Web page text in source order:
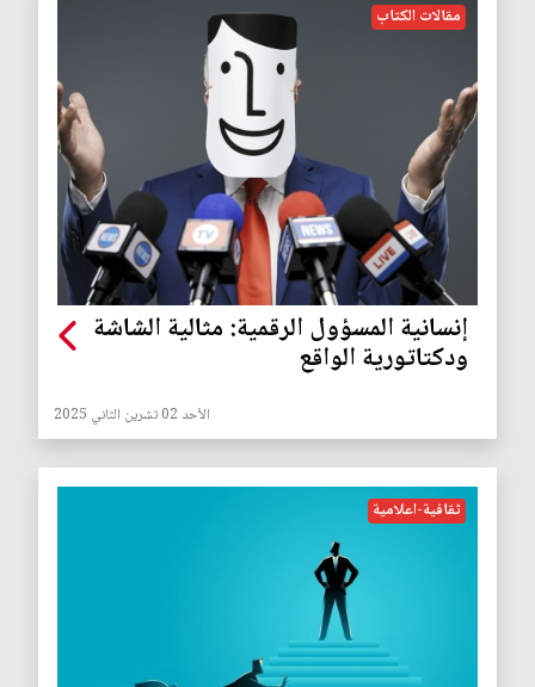
مقالات الكتاب
إنسانية المسؤول الرقمية: مثالية الشاشة
ودكتاتورية الواقع
الأحد 02 تشرين الثاني 2025
ثقافية-اعلامية